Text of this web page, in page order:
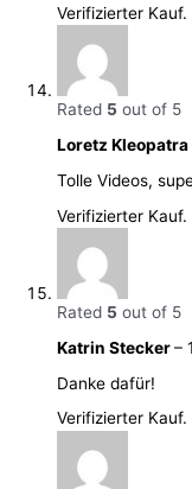
Verifizierter Kauf.
Rated 5 out of 5
Loretz Kleopatra
Tolle Videos,
Verifizierter Kauf.
Rated 5 out of 5
Katrin Stecker–
Danke dafür!
Verifizierter Kauf.